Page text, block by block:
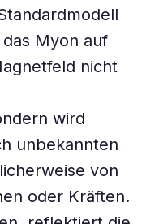
Myon auf
nicht
wird
unbekannten
von
oder Kräften.